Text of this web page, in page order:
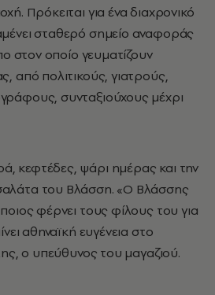
Πρόκειται για ένα διαχρονικό
σταθερό σημείο αναφοράς
στον οποίο γευματίζουν
από πολιτικούς, γιατρούς,
συνταξιούχους μέχρι
κεφτέδες, ψάρι ημέρας και την
του Βλάσση. «Ο Βλάσσης
φέρνει τους φίλους του για
αθηναϊκή ευγένεια στο
ο υπεύθυνος του μαγαζιού.